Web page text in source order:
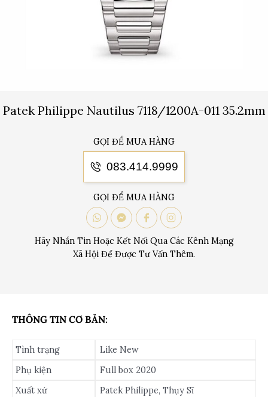
Patek Philippe Nautilus 7118/1200A-011 35.2mm
GỌI ĐỂ MUA HÀNG
083.414.9999
GỌI ĐỂ MUA HÀNG
Hãy Nhắn Tin Hoặc Kết Nối Qua Các Kênh Mạng
Xã Hội Để Được Tư Vấn Thêm.
THÔNG TIN CƠ BẢN:
Tình trạng
Like New
Phụ kiện
Full box 2020
Xuất xứ
Patek Philippe, Thụy Sĩ